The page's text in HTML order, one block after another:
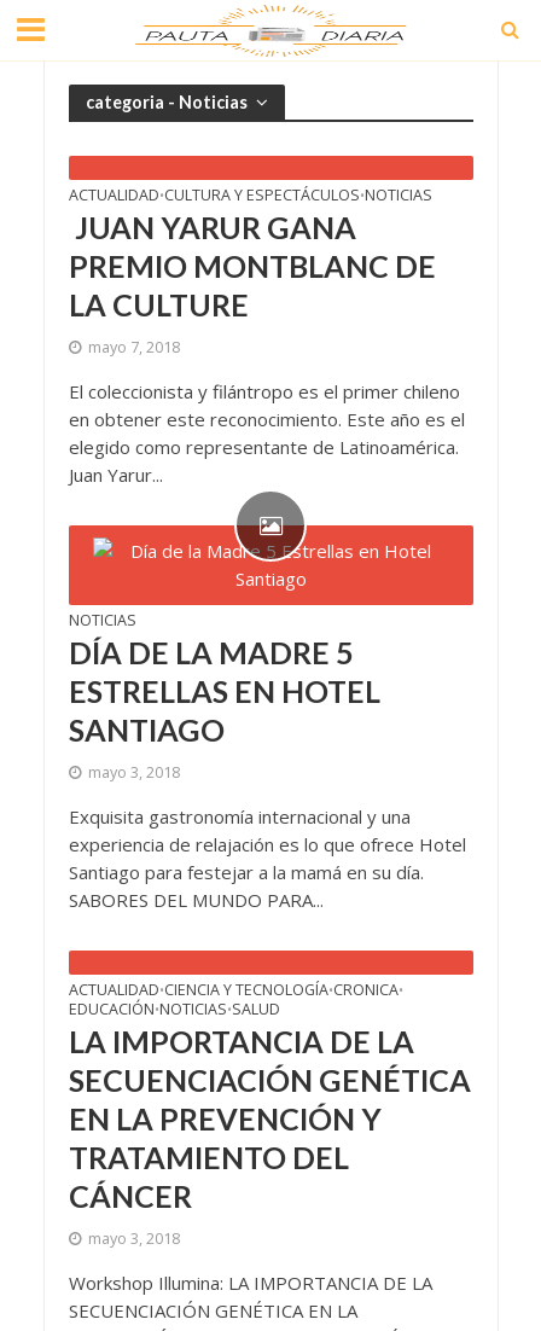
categoria - Noticias
ACTUALIDAD•CULTURA Y ESPECTÁCULOS•NOTICIAS
JUAN YARUR GANA
PREMIO MONTBLANC DE
LA CULTURE
mayo 7, 2018
El coleccionista y filántropo es el primer chileno
en obtener este reconocimiento. Este año es el
elegido como representante de Latinoamérica.
Juan Yarur...
NOTICIAS
DÍA DE LA MADRE 5
ESTRELLAS EN HOTEL
SANTIAGO
mayo 3, 2018
Exquisita gastronomía internacional y una
experiencia de relajación es lo que ofrece Hotel
Santiago para festejar a la mamá en su día.
SABORES DEL MUNDO PARA...
ACTUALIDAD•CIENCIA Y TECNOLOGÍA•CRONICA•
EDUCACIÓN•NOTICIAS•SALUD
LA IMPORTANCIA DE LA
SECUENCIACIÓN GENÉTICA
EN LA PREVENCIÓN Y
TRATAMIENTO DEL
CÁNCER
mayo 3, 2018
Workshop Illumina: LA IMPORTANCIA DE LA
SECUENCIACIÓN GENÉTICA EN LA